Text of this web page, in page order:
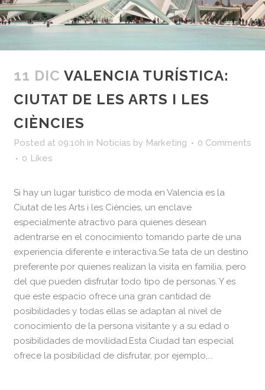
11 DIC VALENCIA TURÍSTICA:
CIUTAT DE LES ARTS I LES
CIÈNCIES
Posted at 09:10h in Noticias by Marketing
0 Comments
0 Likes
Si hay un lugar turístico de moda en Valencia es la
Ciutat de les Arts i les Ciències, un enclave
especialmente atractivo para quienes desean
adentrarse en el conocimiento tomando parte de una
experiencia diferente e interactiva.Se tata de un destino
preferente por quienes realizan la visita en familia, pero
del que pueden disfrutar todo tipo de personas. Y es
que este espacio ofrece una gran cantidad de
posibilidades y todas ellas se adaptan al nivel de
conocimiento de la persona visitante y a su edad o
posibilidades de movilidad.Esta Ciudad tan especial
ofrece la posibilidad de disfrutar, por ejemplo,...